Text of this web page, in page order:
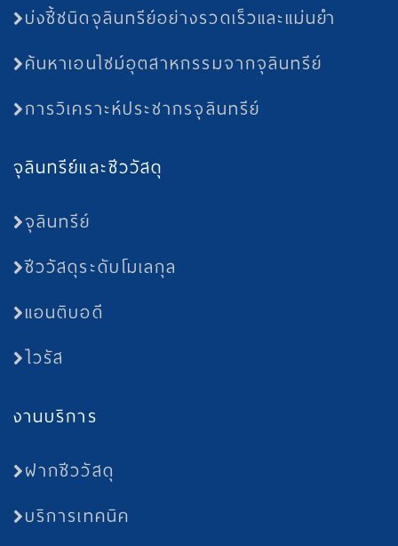
บ่งชี้ชนิดจุลินทรีย์อย่างรวดเร็วและแม่นยำ
ค้นหาเอนไซม์อุตสาหกรรมจากจุลินทรีย์
การวิเคราะห์ประชากรจุลินทรีย์
จุลินทรีย์และชีววัสดุ
จุลินทรีย์
ชีววัสดุระดับโมเลกุล
แอนติบอดี
ไวรัส
งานบริการ
ฝากชีววัสดุ
บริการเทคนิค